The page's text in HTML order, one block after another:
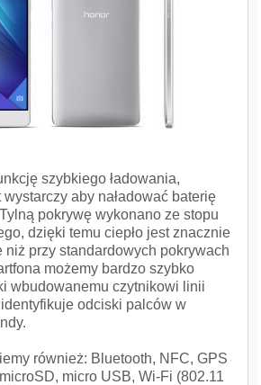
szybkiego ładowania,
aby naładować baterię
pokrywę wykonano ze stopu
dzięki temu ciepło jest znacznie
niż przy standardowych pokrywach
możemy bardzo szybko
wbudowanemu czytnikowi linii
odciski palców w
również: Bluetooth, NFC, GPS
micro USB, Wi-Fi (802.11